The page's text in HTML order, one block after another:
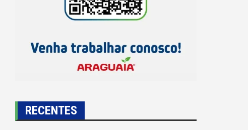
RECENTES